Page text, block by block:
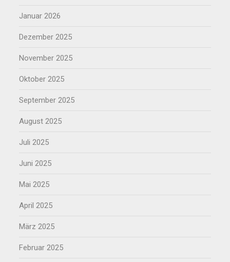
Januar 2026
Dezember 2025
November 2025
Oktober 2025
September 2025
August 2025
Juli 2025
Juni 2025
Mai 2025
April 2025
März 2025
Februar 2025